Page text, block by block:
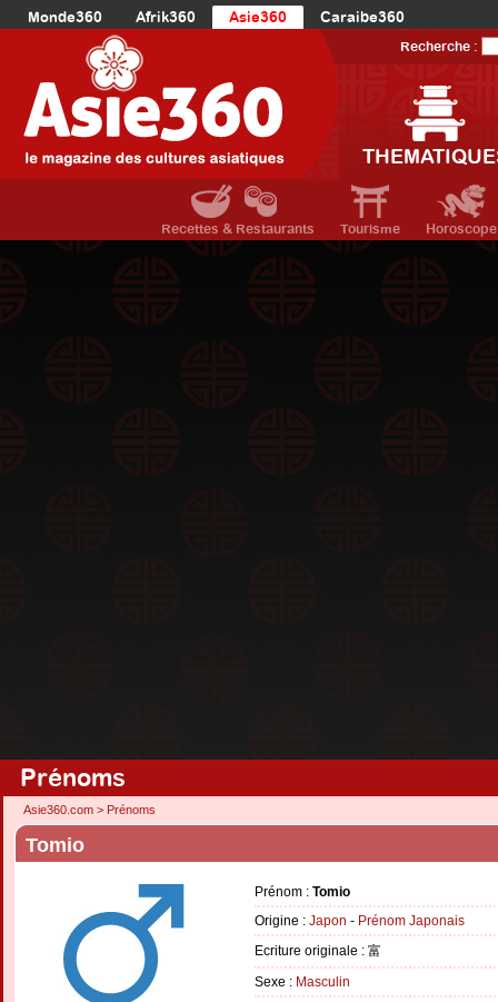
Monde360 Afrik360 Asie360
Caraibe360
Europe360
AmériqueDuNord360
Océanie360
Recherche :
Recettes & Restaurants Tourisme Horoscope
Prénoms
Asie360.com > Prénoms
Tomio
Prénom : Tomio
Origine : Japon - Prénom Japonais
Ecriture originale : 富
Sexe : Masculin